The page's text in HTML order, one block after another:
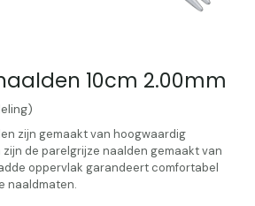
10cm 2.00mm
zijn gemaakt van hoogwaardig
de parelgrijze naalden gemaakt van
oppervlak garandeert comfortabel
naaldmaten.